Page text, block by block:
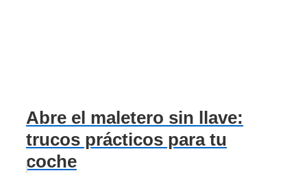
Abre el maletero sin llave:
trucos prácticos para tu
coche